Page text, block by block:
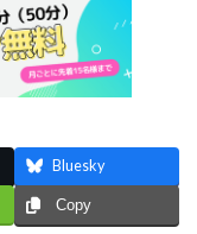
Bluesky
Copy